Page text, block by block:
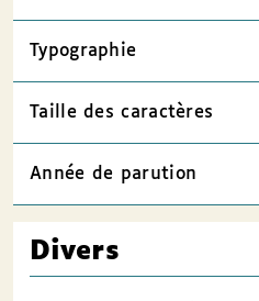
Typographie
Taille des caractères
Année de parution
Divers